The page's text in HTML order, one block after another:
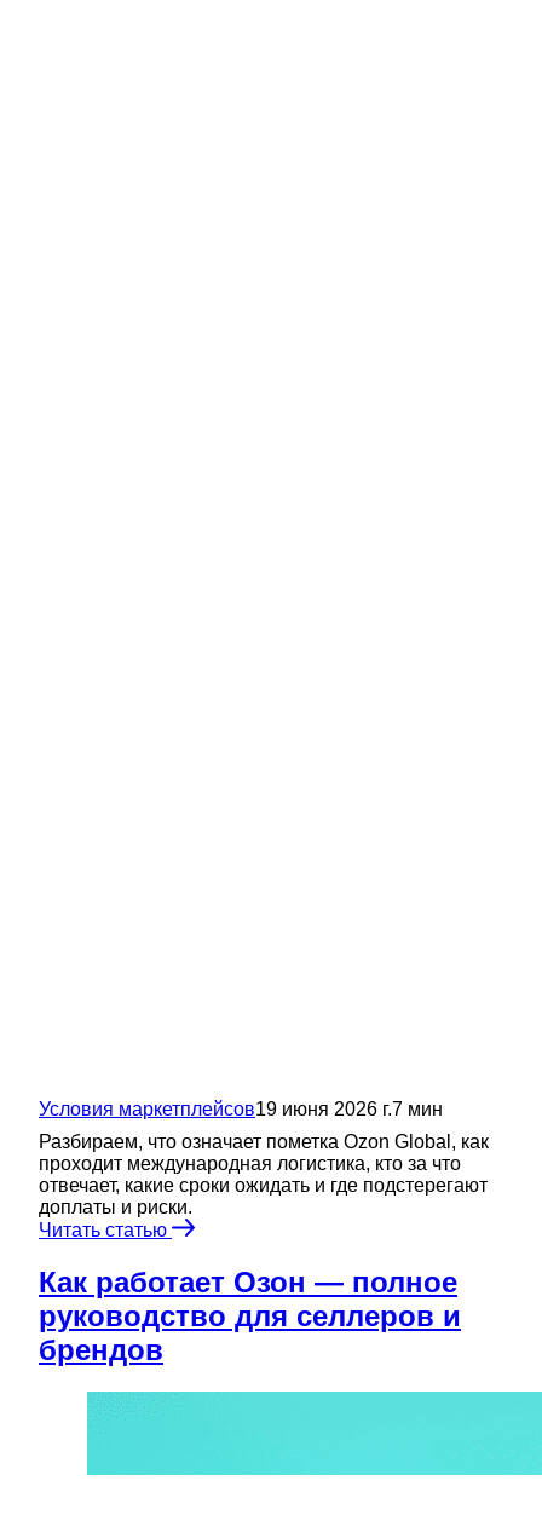
Условия маркетплейсов19 июня 2026 г.7 мин
Разбираем, что означает пометка Ozon Global, как
проходит международная логистика, кто за что
отвечает, какие сроки ожидать и где подстерегают
доплаты и риски.
Читать статью
Как работает Озон — полное
руководство для селлеров и
брендов